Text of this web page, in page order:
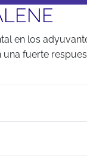
en los
fuerte